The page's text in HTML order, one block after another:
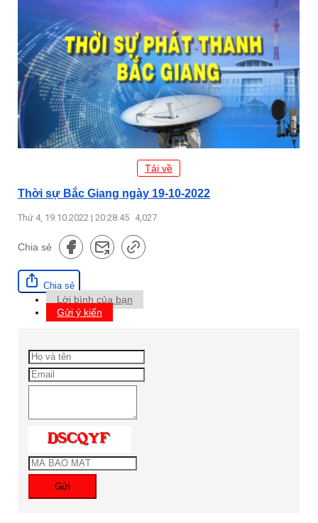
Tải về
Thời sự Bắc Giang ngày 19-10-2022
Thứ 4, 19.10.2022 | 20:28:45 4,027
Chia sẻ
Chia sẻ
Lời bình của bạn
Gửi ý kiến
Gửi